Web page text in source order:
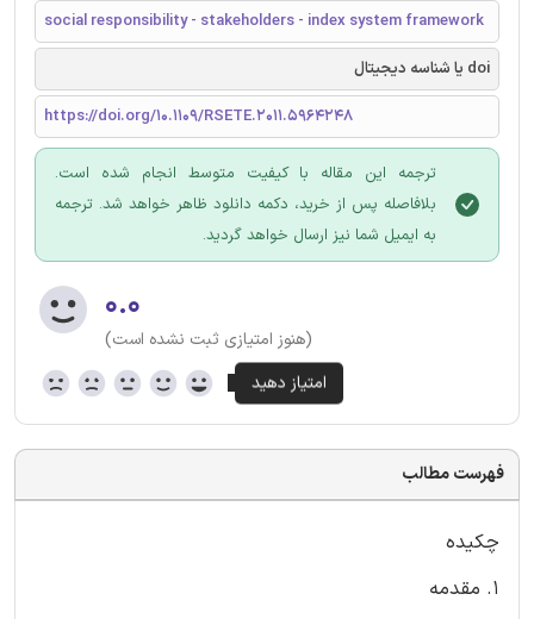
social responsibility - stakeholders - index system framework
doi یا شناسه دیجیتال
https://doi.org/10.1109/RSETE.2011.5964248
ترجمه این مقاله با کیفیت متوسط انجام شده است.
بلافاصله پس از خرید، دکمه دانلود ظاهر خواهد شد. ترجمه
به ایمیل شما نیز ارسال خواهد گردید.
۰.۰
(هنوز امتیازی ثبت نشده است)
فهرست مطالب
چکیده
1. مقدمه